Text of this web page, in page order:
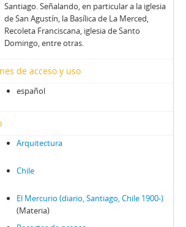
Santiago. Señalando, en particular a la iglesia
de San Agustín, la Basílica de La Merced,
Recoleta Franciscana, iglesia de Santo
Domingo, entre otras.
de acceso y uso
español
Arquitectura
Chile
El Mercurio (diario, Santiago, Chile 1900-)
(Materia)